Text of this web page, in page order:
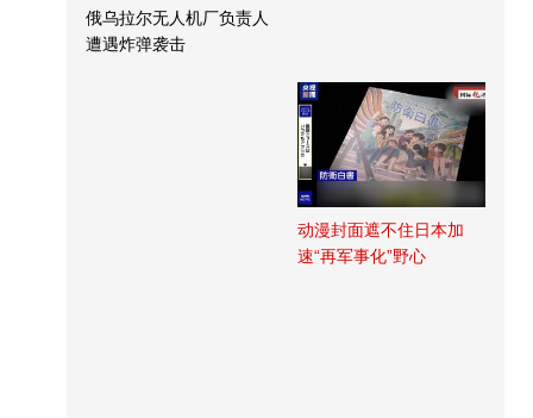
俄乌拉尔无人机厂负责人
遭遇炸弹袭击
动漫封面遮不住日本加
速“再军事化”野心